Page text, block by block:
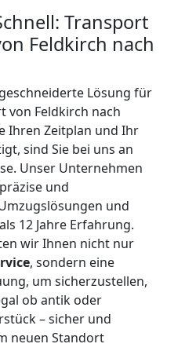
Transport
Feldkirch nach
Lösung für
von Feldkirch nach
Ihren Zeitplan und Ihr
sind Sie bei uns an
Unser Unternehmen
und
und
12 Jahre Erfahrung.
wir Ihnen nicht nur
, sondern eine
um sicherzustellen,
ob antik oder
– sicher und
neuen Standort